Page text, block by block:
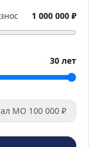
1 000 000 ₽
30 лет
МО 100 000 ₽